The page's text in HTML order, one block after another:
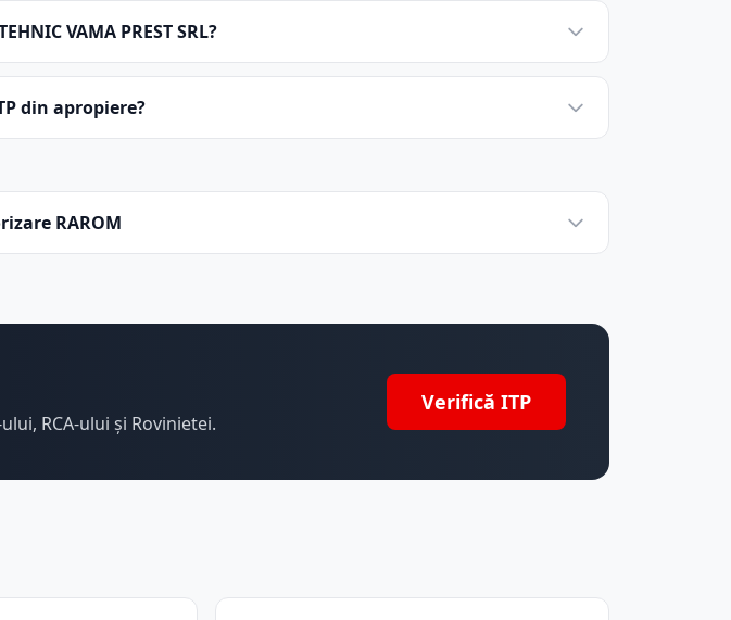
VAMA PREST SRL?
din apropiere?
RAROM
RCA-ului și Rovinietei.
Verifică ITP